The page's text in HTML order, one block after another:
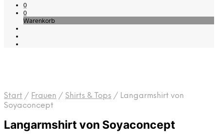
0
0
Warenkorb
Start / Frauen / Shirts & Tops / Langarmshirt von
Soyaconcept
Langarmshirt von Soyaconcept